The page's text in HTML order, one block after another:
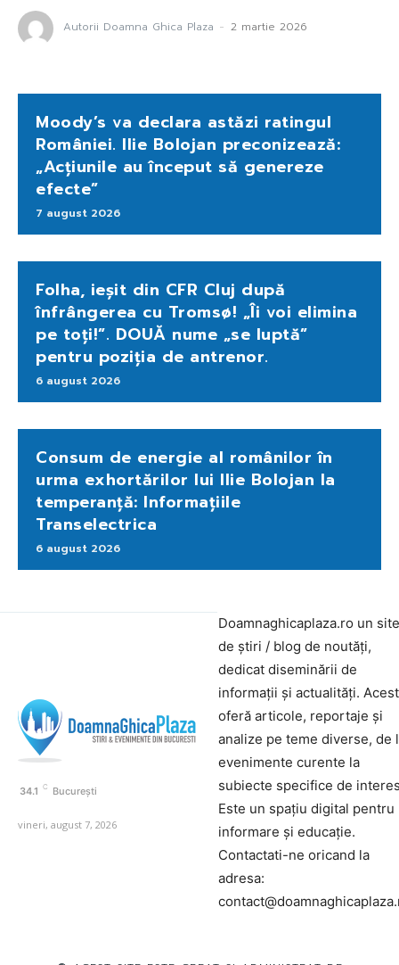
Autorii Doamna Ghica Plaza - 2 martie 2026
Moody’s va declara astăzi ratingul
României. Ilie Bolojan preconizează:
„Acțiunile au început să genereze
efecte”
7 august 2026
Folha, ieșit din CFR Cluj după
înfrângerea cu Tromsø! „Îi voi elimina
pe toți!”. DOUĂ nume „se luptă”
pentru poziția de antrenor.
6 august 2026
Consum de energie al românilor în
urma exhortărilor lui Ilie Bolojan la
temperanță: Informațiile
Transelectrica
6 august 2026
34.1 C București
vineri, august 7, 2026
Doamnaghicaplaza.ro un site
de știri / blog de noutăți,
dedicat diseminării de
informații și actualități.
oferă articole, reportaje și
analize pe teme diverse, de
evenimente curente la
subiecte specifice de
Este un spațiu digital pentru
informare și educație.
Contactati-ne oricand la
adresa: